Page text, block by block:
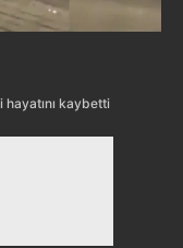
hayatını kaybetti